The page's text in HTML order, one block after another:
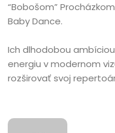
“Bobošom”
Baby Dance.
Ich dlhodobou
energiu v modernom
rozširovať svoj